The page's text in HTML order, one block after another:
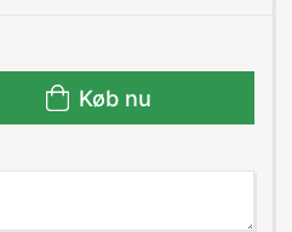
Køb nu